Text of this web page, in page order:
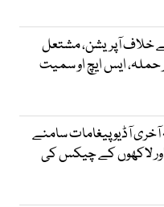
خلاف آپریشن، مشتعل
حملہ، ایس ایچ او سمیت
آڈیو پیغامات سامنے
لاکھوں کے چیکس کی